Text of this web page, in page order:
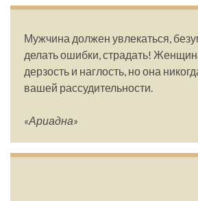
Мужчина должен увлекаться,
делать ошибки, страдать!
дерзость и наглость, но она
вашей рассудительности.
«Ариадна»